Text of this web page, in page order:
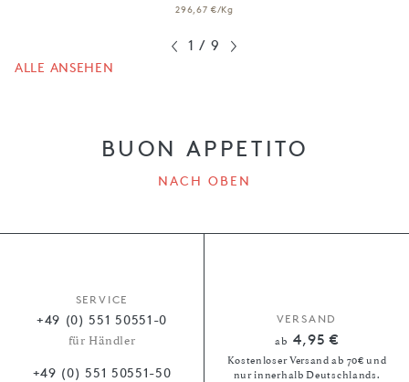
296,67 €/Kg
1 / 9
ALLE ANSEHEN
BUON APPETITO
NACH OBEN
SERVICE
+49 (0) 551 50551-0
für Händler
+49 (0) 551 50551-50
VERSAND
ab 4,95 €
Kostenloser Versand ab 70€ und
nur innerhalb Deutschlands.